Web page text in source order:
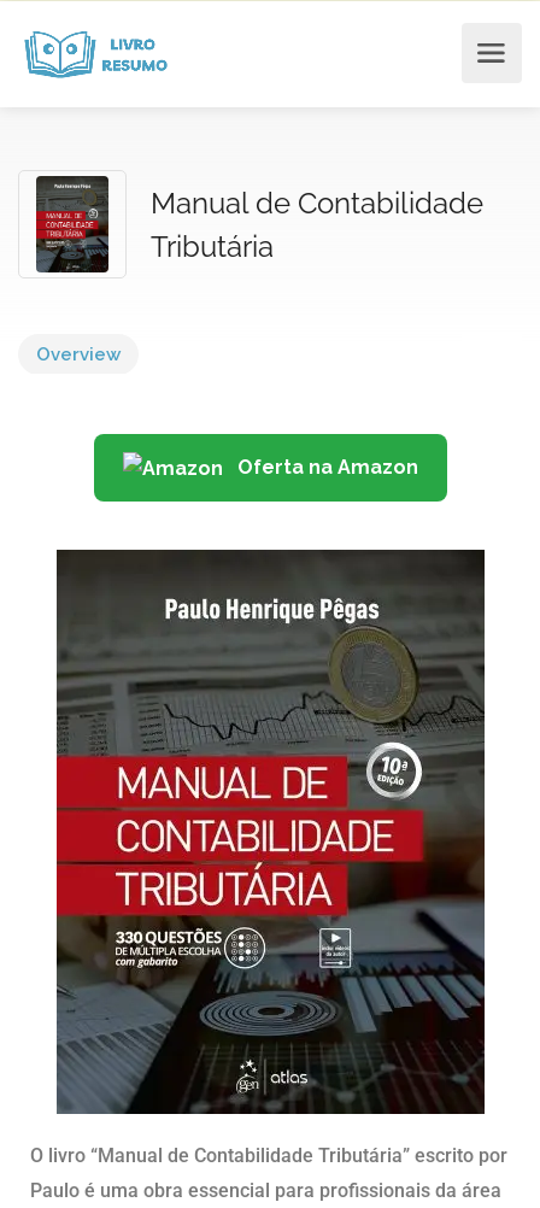
Manual de Contabilidade
Tributária
Overview
Oferta na Amazon
O livro “Manual de Contabilidade Tributária” escrito por
Paulo é uma obra essencial para profissionais da área